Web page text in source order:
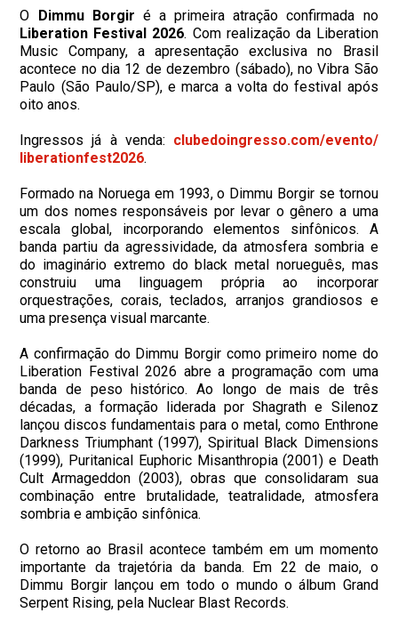
O Dimmu Borgir é a primeira atração confirmada no
Liberation Festival 2026. Com realização da Liberation
Music Company, a apresentação exclusiva no Brasil
acontece no dia 12 de dezembro (sábado), no Vibra São
Paulo (São Paulo/SP), e marca a volta do festival após
oito anos.
Ingressos já à venda: clubedoingresso.com/evento/
liberationfest2026.
Formado na Noruega em 1993, o Dimmu Borgir se tornou
um dos nomes responsáveis por levar o gênero a uma
escala global, incorporando elementos sinfônicos. A
banda partiu da agressividade, da atmosfera sombria e
do imaginário extremo do black metal norueguês, mas
construiu uma linguagem própria ao incorporar
orquestrações, corais, teclados, arranjos grandiosos e
uma presença visual marcante.
A confirmação do Dimmu Borgir como primeiro nome do
Liberation Festival 2026 abre a programação com uma
banda de peso histórico. Ao longo de mais de três
décadas, a formação liderada por Shagrath e Silenoz
lançou discos fundamentais para o metal, como Enthrone
Darkness Triumphant (1997), Spiritual Black Dimensions
(1999), Puritanical Euphoric Misanthropia (2001) e Death
Cult Armageddon (2003), obras que consolidaram sua
combinação entre brutalidade, teatralidade, atmosfera
sombria e ambição sinfônica.
O retorno ao Brasil acontece também em um momento
importante da trajetória da banda. Em 22 de maio, o
Dimmu Borgir lançou em todo o mundo o álbum Grand
Serpent Rising, pela Nuclear Blast Records.